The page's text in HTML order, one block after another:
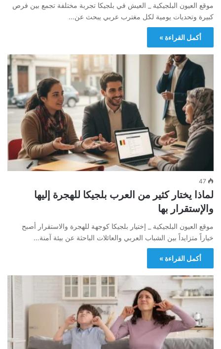
موقع العيون البلجيكية _ العيش في بلجيكا تجربة مختلفة تجمع بين فرص
كبيرة وتحديات يومية لكل مغترب عربي يبحث عن…
أكمل القراءة »
47
لماذا يختار كثير من العرب بلجيكا للهجرة إليها
والإستقرار بها
موقع العيون البلجيكية _ إختيار بلجيكا كوجهة للهجرة والاستقرار أصبح
خياراً متزايداً بين الشباب العربي والعائلات الباحثة عن بيئة آمنة…
أكمل القراءة »